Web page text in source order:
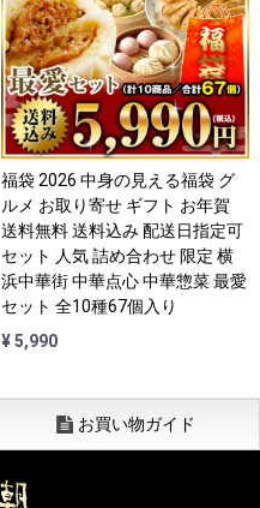
福袋 2026 中身の見える福袋 グ
ルメ お取り寄せ ギフト お年賀
送料無料 送料込み 配送日指定可
セット 人気 詰め合わせ 限定 横
浜中華街 中華点心 中華惣菜 最愛
セット 全10種67個入り
¥ 5,990
お買い物ガイド